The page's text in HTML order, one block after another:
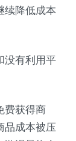
续降低成本
没有利用平
费获得商
品成本被压